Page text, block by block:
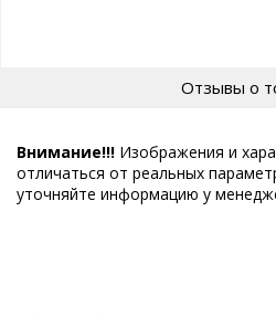
Отзывы о
Внимание!!! Изображения и
отличаться от реальных
уточняйте информацию у